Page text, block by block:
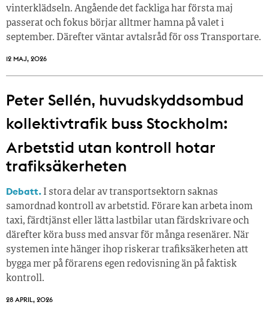
vinterklädseln. Angående det fackliga har första maj
passerat och fokus börjar alltmer hamna på valet i
september. Därefter väntar avtalsråd för oss Transportare.
12 MAJ, 2026
Peter Sellén, huvudskyddsombud
kollektivtrafik buss Stockholm:
Arbetstid utan kontroll hotar
trafiksäkerheten
Debatt. I stora delar av transportsektorn saknas
samordnad kontroll av arbetstid. Förare kan arbeta inom
taxi, färdtjänst eller lätta lastbilar utan färdskrivare och
därefter köra buss med ansvar för många resenärer. När
systemen inte hänger ihop riskerar trafiksäkerheten att
bygga mer på förarens egen redovisning än på faktisk
kontroll.
28 APRIL, 2026